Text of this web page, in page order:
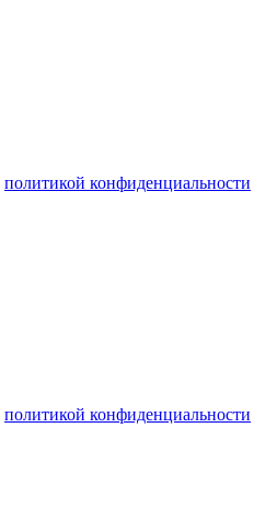
политикой конфиденциальности
политикой конфиденциальности